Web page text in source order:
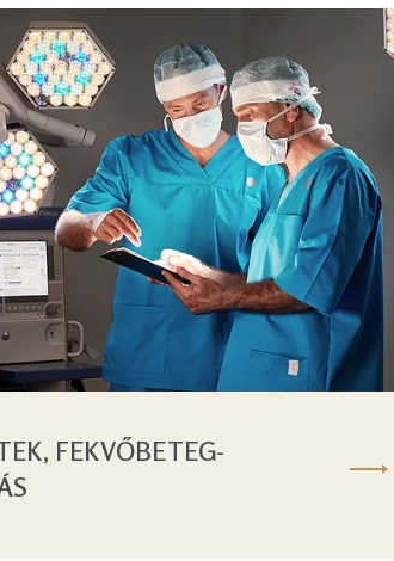
FEKVŐBETEG-